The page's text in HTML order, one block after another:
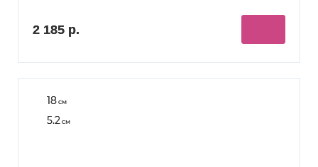
2 185 р.
18см
5.2 см